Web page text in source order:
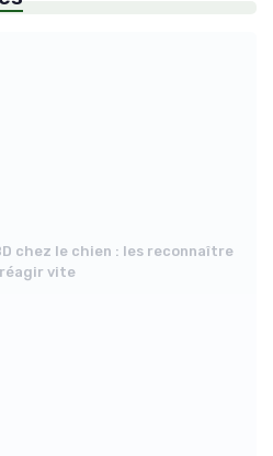
chez le chien : les reconnaître
vite